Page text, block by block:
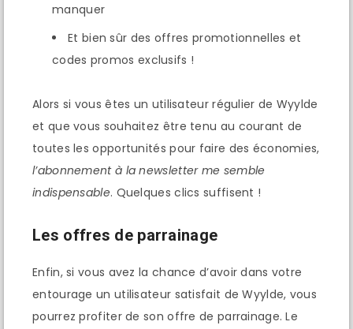
manquer
Et bien sûr des offres promotionnelles et
codes promos exclusifs !
Alors si vous êtes un utilisateur régulier de Wyylde
et que vous souhaitez être tenu au courant de
toutes les opportunités pour faire des économies,
l’abonnement à la newsletter me semble
indispensable. Quelques clics suffisent !
Les offres de parrainage
Enfin, si vous avez la chance d’avoir dans votre
entourage un utilisateur satisfait de Wyylde, vous
pourrez profiter de son offre de parrainage. Le